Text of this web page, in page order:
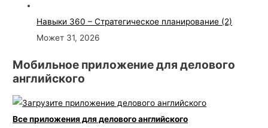
Навыки 360 – Стратегическое планирование (2)
Может 31, 2026
Мобильное приложение для делового
английского
Все приложения для делового английского